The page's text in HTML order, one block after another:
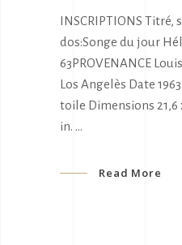
INSCRIPTIONS Titré,
dos:Songe du jour
63PROVENANCE
Los Angelès Date
toile Dimensions 21,6
in.
Read More